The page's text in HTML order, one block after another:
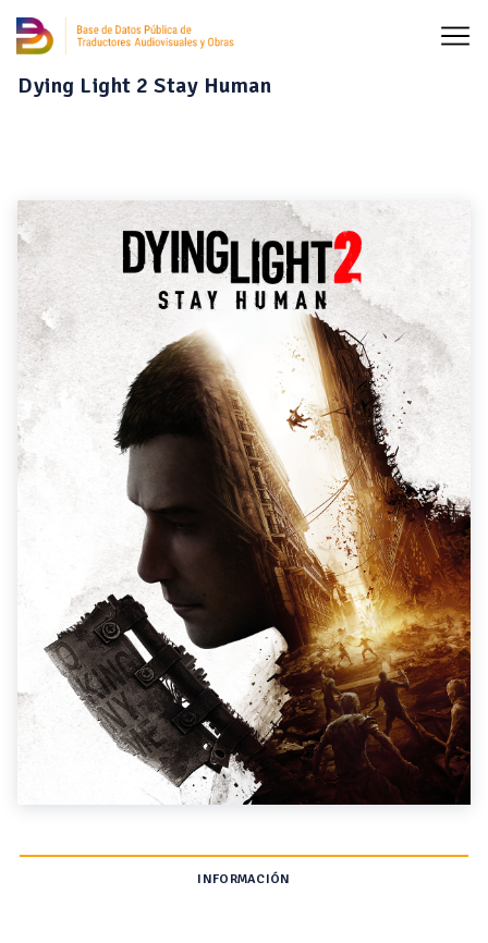
Dying Light 2 Stay Human
INFORMACIÓN